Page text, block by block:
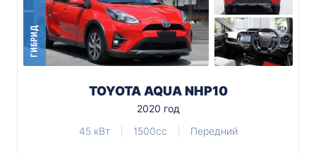
ГИБРИД
TOYOTA AQUA NHP10
2020 год
45 кВт
1500cc Передний